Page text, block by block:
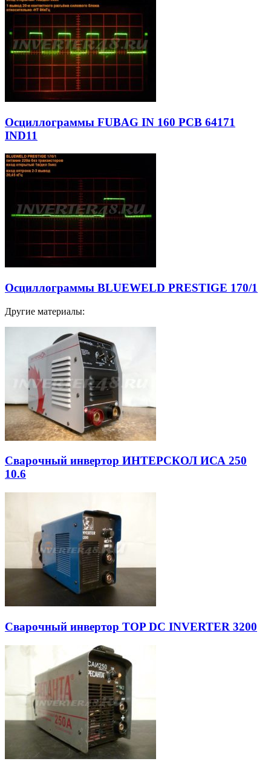
Осциллограммы FUBAG IN 160 PCB 64171
IND11
Осциллограммы BLUEWELD PRESTIGE 170/1
Другие материалы:
Сварочный инвертор ИНТЕРСКОЛ ИСА 250
10.6
Сварочный инвертор TOP DC INVERTER 3200